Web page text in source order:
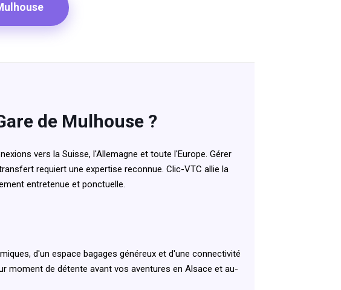
de Mulhouse ?
vers la Suisse, l'Allemagne et toute l'Europe. Gérer
requiert une expertise reconnue. Clic-VTC allie la
entretenue et ponctuelle.
d'un espace bagages généreux et d'une connectivité
moment de détente avant vos aventures en Alsace et au-